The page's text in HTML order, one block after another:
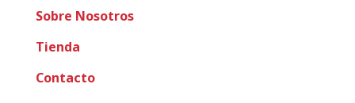
Sobre Nosotros
Tienda
Contacto